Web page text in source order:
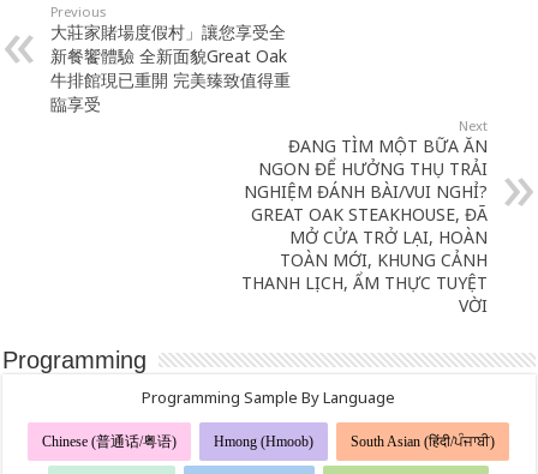
Previous
大莊家賭場度假村」讓您享受全
新餐饗體驗 全新面貌Great Oak
牛排館現已重開 完美臻致值得重
臨享受
Next
ĐANG TÌM MỘT BỮA ĂN
NGON ĐỂ HƯỞNG THỤ TRẢI
NGHIỆM ĐÁNH BÀI/VUI NGHỈ?
GREAT OAK STEAKHOUSE, ĐÃ
MỞ CỬA TRỞ LẠI, HOÀN
TOÀN MỚI, KHUNG CẢNH
THANH LỊCH, ẨM THỰC TUYỆT
VỜI
Programming
Programming Sample By Language
Chinese (普通话/粤语) Hmong (Hmoob) South Asian (हिंदी/ਪੰਜਾਬੀ)